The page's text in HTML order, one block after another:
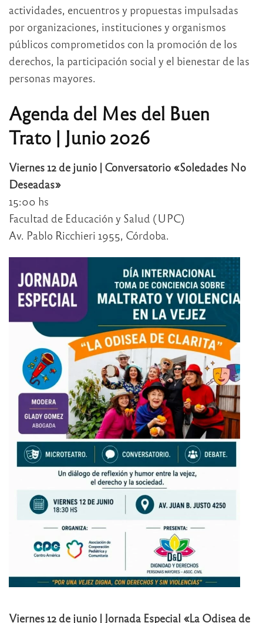
actividades, encuentros y propuestas impulsadas
por organizaciones, instituciones y organismos
públicos comprometidos con la promoción de los
derechos, la participación social y el bienestar de las
personas mayores.
Agenda del Mes del Buen
Trato | Junio 2026
Viernes 12 de junio | Conversatorio «Soledades No
Deseadas»
15:00 hs
Facultad de Educación y Salud (UPC)
Av. Pablo Ricchieri 1955, Córdoba.
Viernes 12 de junio | Jornada Especial «La Odisea de